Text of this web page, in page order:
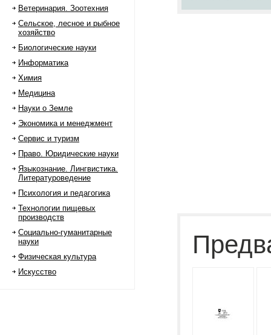
Ветеринария. Зоотехния
Сельское, лесное и рыбное
хозяйство
Биологические науки
Информатика
Химия
Медицина
Науки о Земле
Экономика и менеджмент
Сервис и туризм
Право. Юридические науки
Языкознание. Лингвистика.
Литературоведение
Психология и педагогика
Технологии пищевых
производств
Социально-гуманитарные
науки
Физическая культура
Искусство